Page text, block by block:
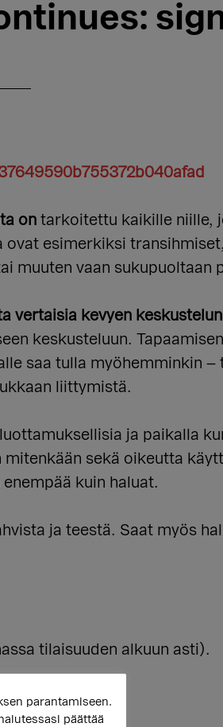
on tarkoitettu kaikille niille,
ovat esimerkiksi transihmiset,
muuten vaan sukupuoltaan
vertaisia kevyen
keskusteluun.
saa tulla myöhemminkin –
liittymistä.
ja paikalla
sekä oikeutta
kuin haluat.
ja teestä. Saat myös
tilaisuuden alkuun asti).
parantamiseen.
päättää